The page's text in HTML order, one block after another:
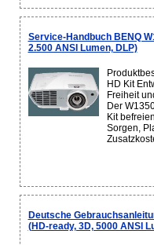
Service-Handbuch BENQ
2.500 ANSI Lumen, DLP)
HD Kit
Freiheit
Der
Kit
Sorgen,
Deutsche
(HD-ready, 3D, 5000 ANSI